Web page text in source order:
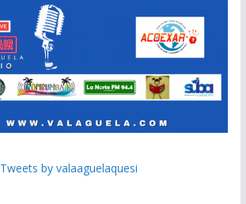
Tweets by valaaguelaquesi